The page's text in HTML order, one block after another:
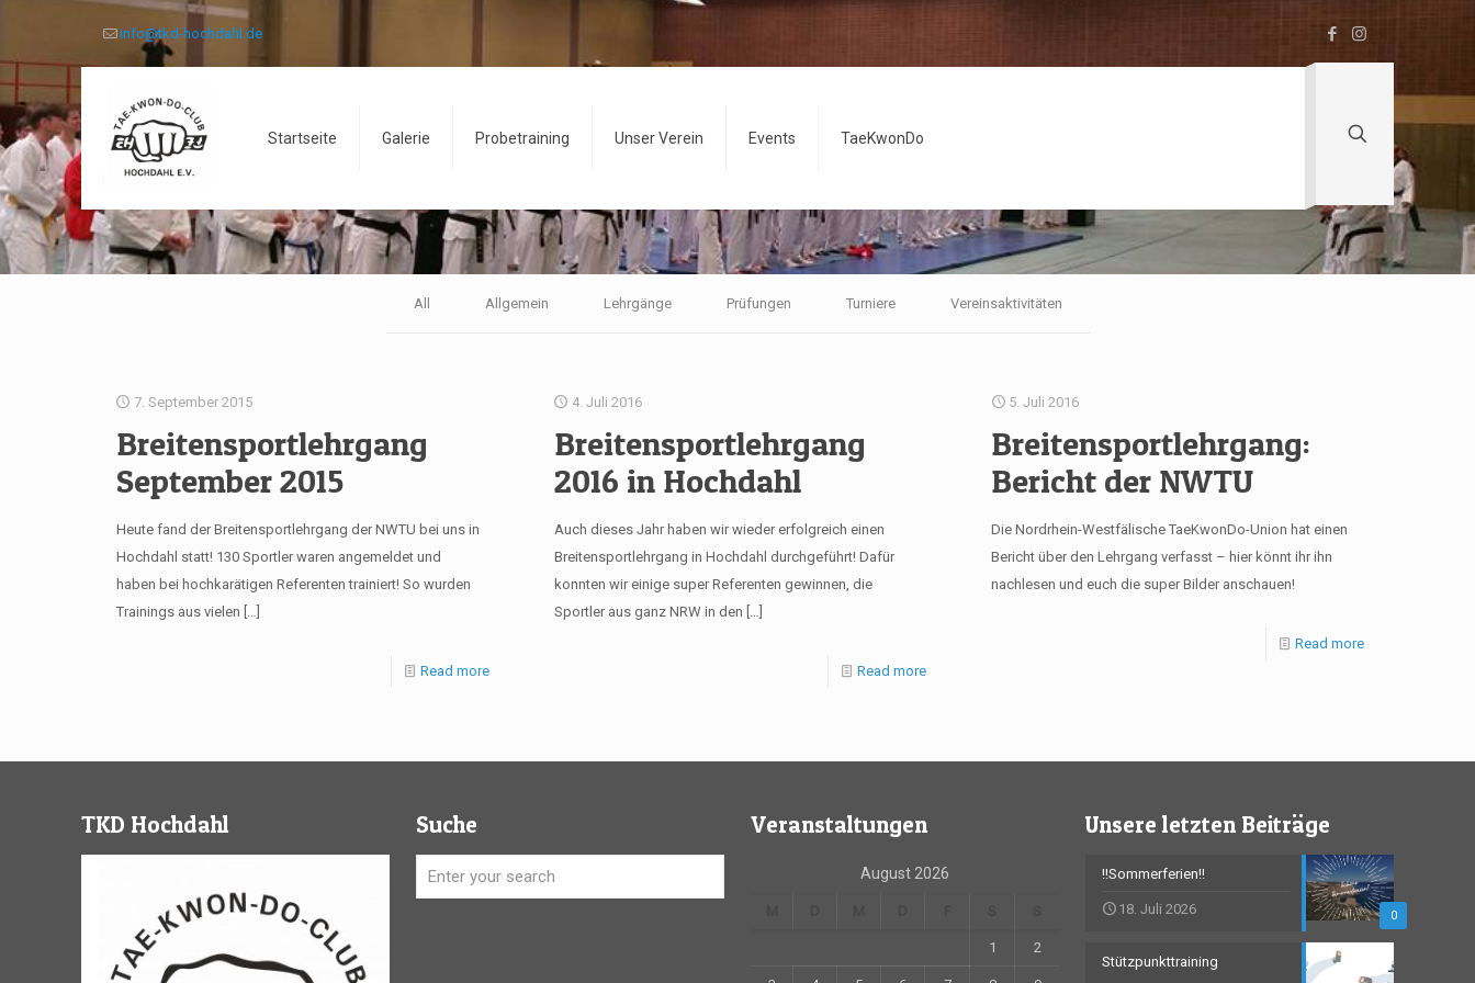
info@tkd-hochdahl.de
Startseite Galerie Probetraining Unser Verein Events TaeKwonDo
All Allgemein Lehrgänge Prüfungen Turniere Vereinsaktivitäten
7. September 2015
Breitensportlehrgang
September 2015
Heute fand der Breitensportlehrgang der NWTU bei uns in
Hochdahl statt! 130 Sportler waren angemeldet und
haben bei hochkarätigen Referenten trainiert! So wurden
Trainings aus vielen […]
Read more
4. Juli 2016
Breitensportlehrgang
2016 in Hochdahl
Auch dieses Jahr haben wir wieder erfolgreich einen
Breitensportlehrgang in Hochdahl durchgeführt! Dafür
konnten wir einige super Referenten gewinnen, die
Sportler aus ganz NRW in den […]
Read more
5. Juli 2016
Breitensportlehrgang:
Bericht der NWTU
Die Nordrhein-Westfälische TaeKwonDo-Union hat einen
Bericht über den Lehrgang verfasst – hier könnt ihr ihn
nachlesen und euch die super Bilder anschauen!
Read more
TKD Hochdahl Suche Veranstaltungen
August 2026
1 2
Unsere letzten Beiträge
0
!!Sommerferien!!
18. Juli 2026
Stützpunkttraining